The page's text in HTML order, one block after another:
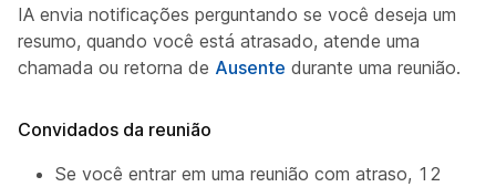
IA envia notificações perguntando se você deseja um
resumo, quando você está atrasado, atende uma
chamada ou retorna de Ausente durante uma reunião.
Convidados da reunião
Se você entrar em uma reunião com atraso, 12